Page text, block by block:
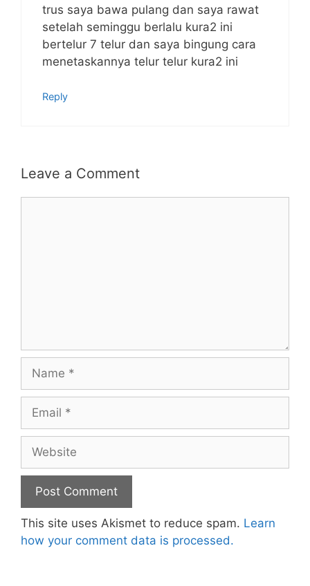
trus saya bawa pulang dan saya rawat
setelah seminggu berlalu kura2 ini
bertelur 7 telur dan saya bingung cara
menetaskannya telur telur kura2 ini
Reply
Leave a Comment
This site uses Akismet to reduce spam. Learn
how your comment data is processed.